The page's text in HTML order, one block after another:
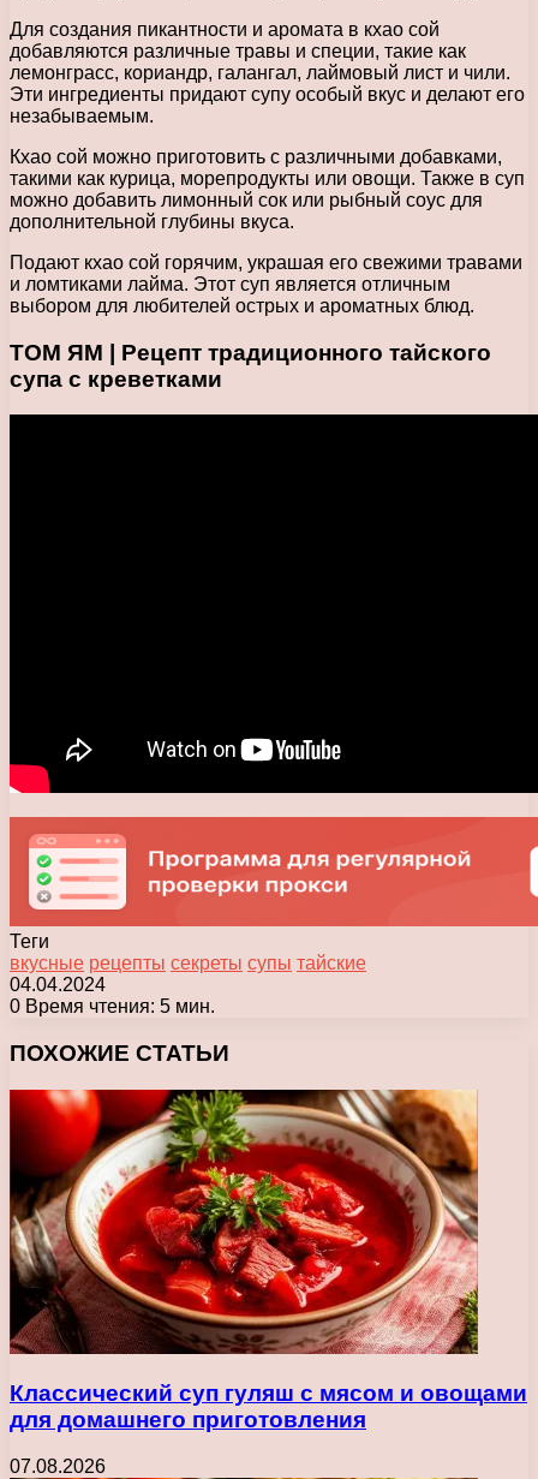
Для создания пикантности и аромата в кхао сой
добавляются различные травы и специи, такие как
лемонграсс, кориандр, галангал, лаймовый лист и чили.
Эти ингредиенты придают супу особый вкус и делают его
незабываемым.
Кхао сой можно приготовить с различными добавками,
такими как курица, морепродукты или овощи. Также в суп
можно добавить лимонный сок или рыбный соус для
дополнительной глубины вкуса.
Подают кхао сой горячим, украшая его свежими травами
и ломтиками лайма. Этот суп является отличным
выбором для любителей острых и ароматных блюд.
ТОМ ЯМ | Рецепт традиционного тайского
супа с креветками
Теги
вкусные рецепты секреты супы тайские
04.04.2024
0 Время чтения: 5 мин.
ПОХОЖИЕ СТАТЬИ
Классический суп гуляш с мясом и овощами
для домашнего приготовления
07.08.2026